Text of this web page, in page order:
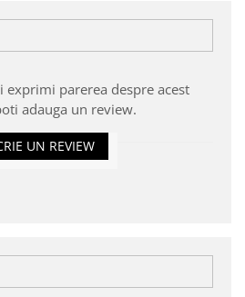
exprimi parerea despre acest
adauga un review.
UN REVIEW